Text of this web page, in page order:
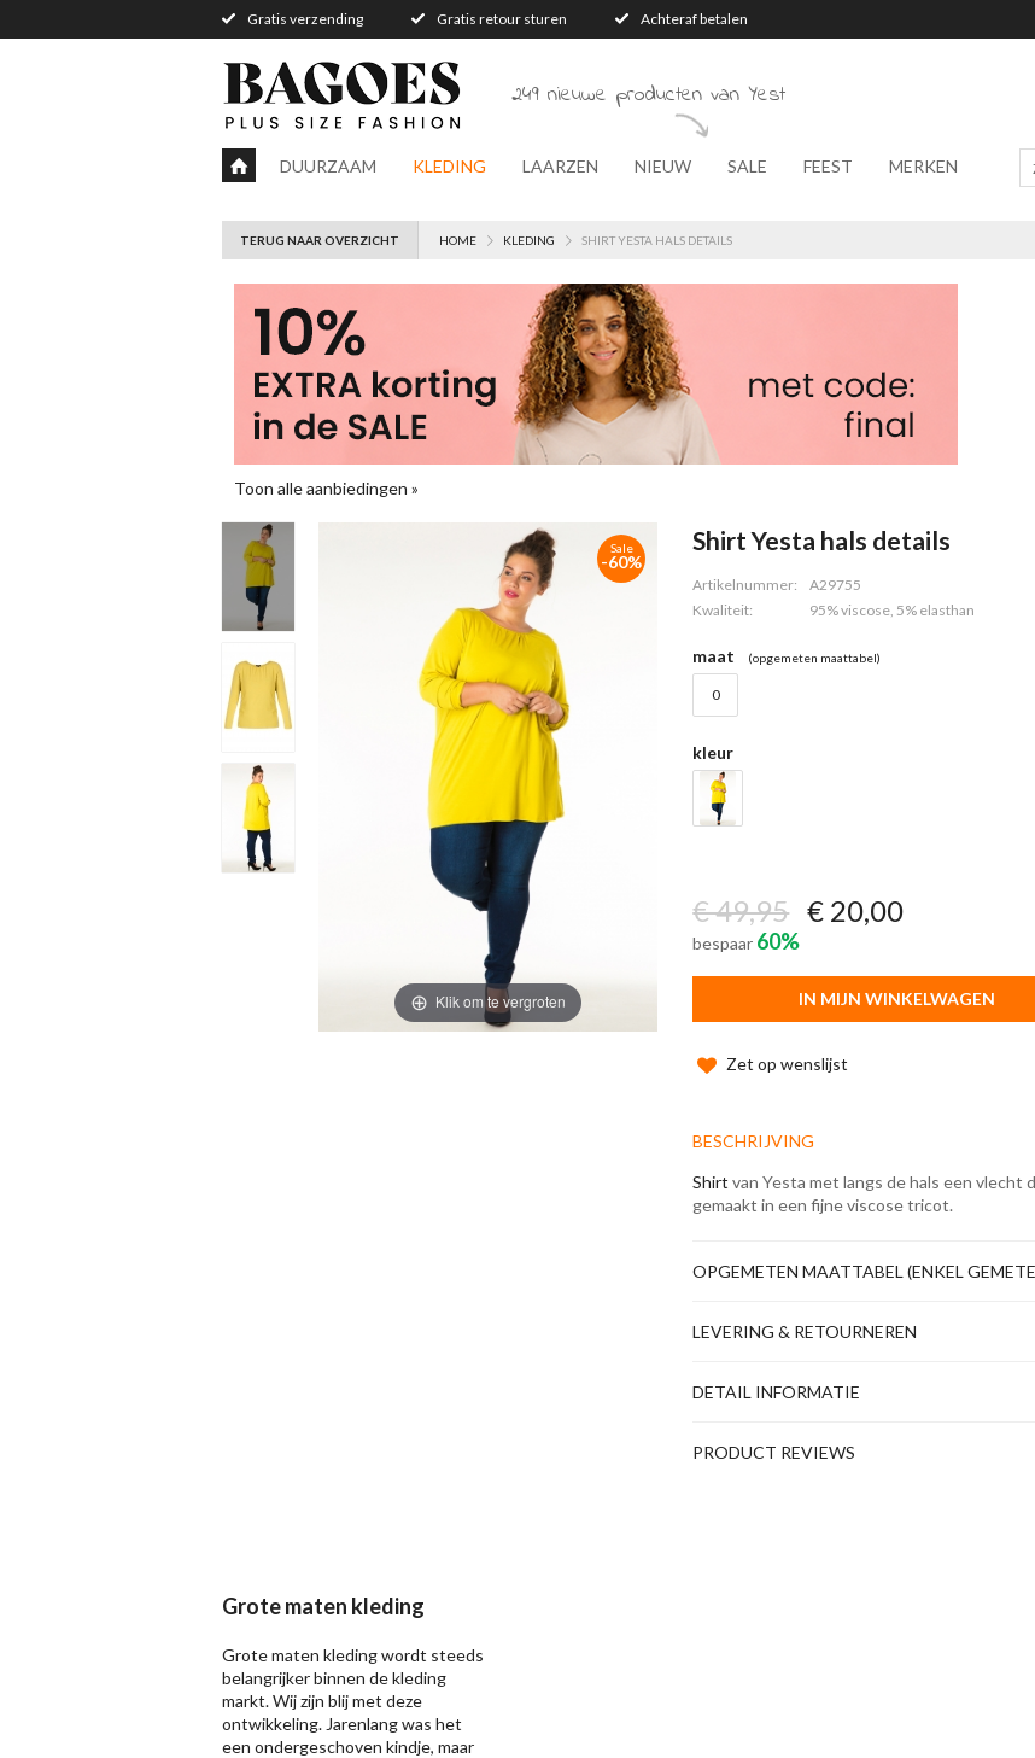
Gratis verzending Gratis retour sturen Achteraf betalen
249 nieuwe producten van Yest
DUURZAAM KLEDING LAARZEN NIEUW SALE FEEST MERKEN
TERUG NAAR OVERZICHT HOME KLEDING SHIRT YESTA HALS DETAILS
Toon alle aanbiedingen »
Klik om te vergroten
Sale
-60%
Shirt Yesta hals details
Artikelnummer:
A29755
Kwaliteit:
95% viscose, 5% elasthan
maat (opgemeten maattabel)
0
kleur
€ 49,95 € 20,00
bespaar 60%
IN MIJN WINKELWAGEN
Zet op wenslijst
BESCHRIJVING
Shirtvan Yesta met langs de hals een
gemaakt in een fijne viscose tricot.
OPGEMETEN MAATTABEL (ENKEL
LEVERING & RETOURNEREN
DETAIL INFORMATIE
PRODUCT REVIEWS
Grote maten kleding
Grote maten kleding wordt steeds
belangrijker binnen de kleding
markt. Wij zijn blij met deze
ontwikkeling. Jarenlang was het
een ondergeschoven kindje, maar